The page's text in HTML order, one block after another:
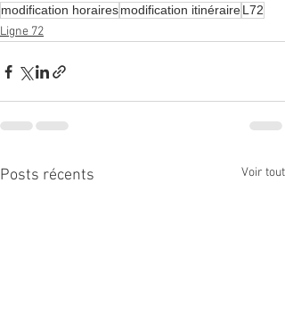
modification horairesmodification itinéraireL72
Ligne 72
Posts récents Voir tout